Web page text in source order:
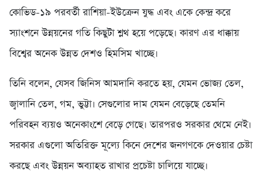
কোভিড-১৯ পরবর্তী রাশিয়া-ইউক্রেন যুদ্ধ এবং একে কেন্দ্র করে
স্যাংশনে উন্নয়নের গতি কিছুটা শ্লথ হয়ে পড়েছে। কারণ এর ধাক্কায়
বিশ্বের অনেক উন্নত দেশও হিমসিম খাচ্ছে।
তিনি বলেন, যেসব জিনিস আমদানি করতে হয়, যেমন ভোজ্য তেল,
জ্বালানি তেল, গম, ভুট্টা। সেগুলোর দাম যেমন বেড়েছে তেমনি
পরিবহন ব্যয়ও অনেকাংশে বেড়ে গেছে। তারপরও সরকার থেমে নেই।
সরকার এগুলো অতিরিক্ত মূল্যে কিনে দেশের জনগণকে দেওয়ার চেষ্টা
করছে এবং উন্নয়ন অব্যাহত রাখার প্রচেষ্টা চালিয়ে যাচ্ছে।